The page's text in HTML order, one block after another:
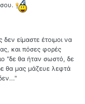
είμαστε έτοιμοι να
και πόσες φορές
"δε θα ήταν σωστό, δε
θα μας μάζευε λεφτά